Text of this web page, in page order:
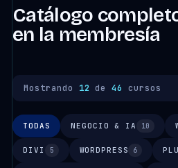
Catálogo
en la membresía
Mostrando 12 de46 cursos
TODAS NEGOCIO & IA 10
DIVI 5 WORDPRESS 6